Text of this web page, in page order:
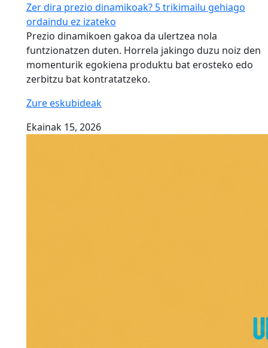
Zer dira prezio dinamikoak? 5 trikimailu gehiago
ordaindu ez izateko
Prezio dinamikoen gakoa da ulertzea nola
funtzionatzen duten. Horrela jakingo duzu noiz den
momenturik egokiena produktu bat erosteko edo
zerbitzu bat kontratatzeko.
Zure eskubideak
Ekainak 15, 2026